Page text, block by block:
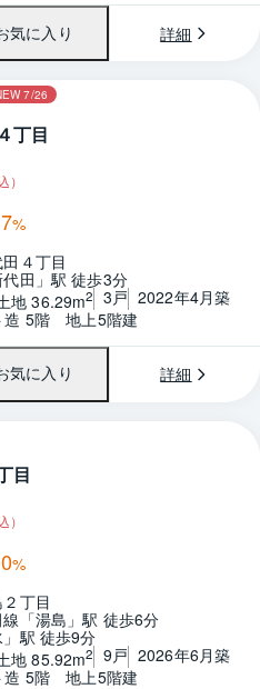
気に入り 詳細
1 / 0 間取り
7/26
丁目
）
%
４丁目
田」駅 徒歩3分
地 36.29m2 3戸 2022年4月築
5階　地上5階建
気に入り 詳細
間取り
目
）
%
丁目
「湯島」駅 徒歩6分
駅 徒歩9分
地 85.92m2 9戸 2026年6月築
5階　地上5階建